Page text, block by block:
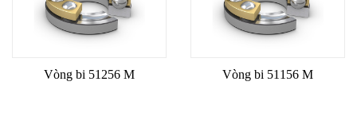
Vòng bi 51256 M Vòng bi 51156 M